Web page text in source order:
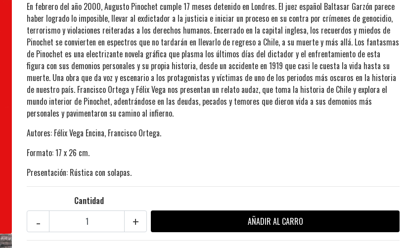
En febrero del año 2000, Augusto Pinochet cumple 17 meses detenido en Londres. El juez español Baltasar Garzón parece
haber logrado lo imposible, llevar al exdictador a la justicia e iniciar un proceso en su contra por crímenes de genocidio,
terrorismo y violaciones reiteradas a los derechos humanos. Encerrado en la capital inglesa, los recuerdos y miedos de
Pinochet se convierten en espectros que no tardarán en llevarlo de regreso a Chile, a su muerte y más allá. Los fantasmas
de Pinochet es una electrizante novela gráfica que plasma los últimos días del dictador y el enfrentamiento de esta
figura con sus demonios personales y su propia historia, desde un accidente en 1919 que casi le cuesta la vida hasta su
muerte. Una obra que da voz y escenario a los protagonistas y víctimas de uno de los periodos más oscuros en la historia
de nuestro país. Francisco Ortega y Félix Vega nos presentan un relato audaz, que toma la historia de Chile y explora el
mundo interior de Pinochet, adentrándose en las deudas, pecados y temores que dieron vida a sus demonios más
personales y pavimentaron su camino al infierno.
Autores: Félix Vega Encina, Francisco Ortega.
Formato: 17 x 26 cm.
Presentación: Rústica con solapas.
Cantidad
+
-